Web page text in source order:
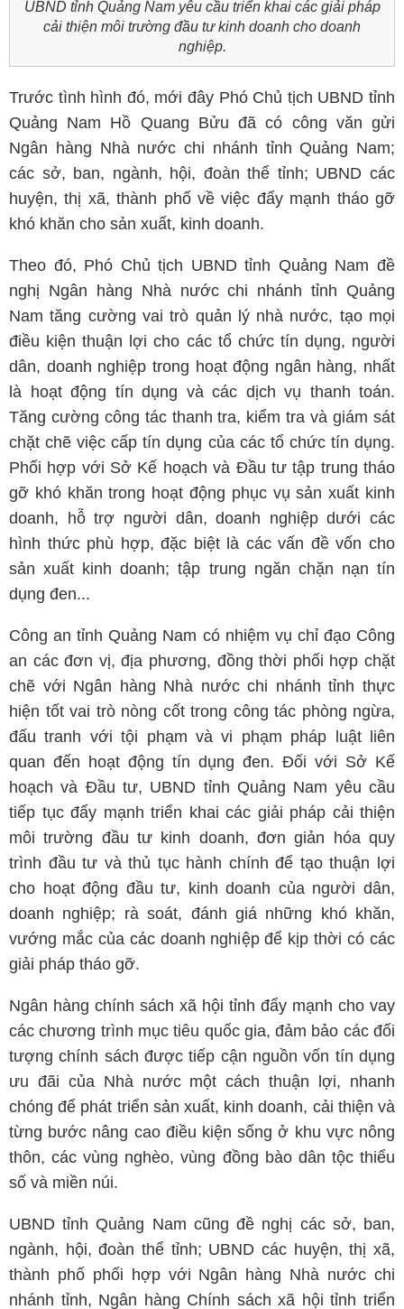
UBND tỉnh Quảng Nam yêu cầu triển khai các giải pháp
cải thiện môi trường đầu tư kinh doanh cho doanh
nghiệp.
Trước tình hình đó, mới đây Phó Chủ tịch UBND tỉnh
Quảng Nam Hồ Quang Bửu đã có công văn gửi
Ngân hàng Nhà nước chi nhánh tỉnh Quảng Nam;
các sở, ban, ngành, hội, đoàn thể tỉnh; UBND các
huyện, thị xã, thành phố về việc đẩy mạnh tháo gỡ
khó khăn cho sản xuất, kinh doanh.
Theo đó, Phó Chủ tịch UBND tỉnh Quảng Nam đề
nghị Ngân hàng Nhà nước chi nhánh tỉnh Quảng
Nam tăng cường vai trò quản lý nhà nước, tạo mọi
điều kiện thuận lợi cho các tổ chức tín dụng, người
dân, doanh nghiệp trong hoạt động ngân hàng, nhất
là hoạt động tín dụng và các dịch vụ thanh toán.
Tăng cường công tác thanh tra, kiểm tra và giám sát
chặt chẽ việc cấp tín dụng của các tổ chức tín dụng.
Phối hợp với Sở Kế hoạch và Đầu tư tập trung tháo
gỡ khó khăn trong hoạt động phục vụ sản xuất kinh
doanh, hỗ trợ người dân, doanh nghiệp dưới các
hình thức phù hợp, đặc biệt là các vấn đề vốn cho
sản xuất kinh doanh; tập trung ngăn chặn nạn tín
dụng đen...
Công an tỉnh Quảng Nam có nhiệm vụ chỉ đạo Công
an các đơn vị, địa phương, đồng thời phối hợp chặt
chẽ với Ngân hàng Nhà nước chi nhánh tỉnh thực
hiện tốt vai trò nòng cốt trong công tác phòng ngừa,
đấu tranh với tội phạm và vi phạm pháp luật liên
quan đến hoạt động tín dụng đen. Đối với Sở Kế
hoạch và Đầu tư, UBND tỉnh Quảng Nam yêu cầu
tiếp tục đẩy mạnh triển khai các giải pháp cải thiện
môi trường đầu tư kinh doanh, đơn giản hóa quy
trình đầu tư và thủ tục hành chính để tạo thuận lợi
cho hoạt động đầu tư, kinh doanh của người dân,
doanh nghiệp; rà soát, đánh giá những khó khăn,
vướng mắc của các doanh nghiệp để kịp thời có các
giải pháp tháo gỡ.
Ngân hàng chính sách xã hội tỉnh đẩy mạnh cho vay
các chương trình mục tiêu quốc gia, đảm bảo các đối
tượng chính sách được tiếp cận nguồn vốn tín dụng
ưu đãi của Nhà nước một cách thuận lợi, nhanh
chóng để phát triển sản xuất, kinh doanh, cải thiện và
từng bước nâng cao điều kiện sống ở khu vực nông
thôn, các vùng nghèo, vùng đồng bào dân tộc thiểu
số và miền núi.
UBND tỉnh Quảng Nam cũng đề nghị các sở, ban,
ngành, hội, đoàn thể tỉnh; UBND các huyện, thị xã,
thành phố phối hợp với Ngân hàng Nhà nước chi
nhánh tỉnh, Ngân hàng Chính sách xã hội tỉnh triển